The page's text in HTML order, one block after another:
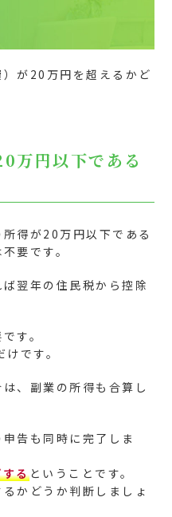
が20万円を超えるかど
万円以下である
得が20万円以下である
要です。
翌年の住民税から控除
す。
です。
、副業の所得も合算し
告も同時に完了しま
するということです。
かどうか判断しましょ